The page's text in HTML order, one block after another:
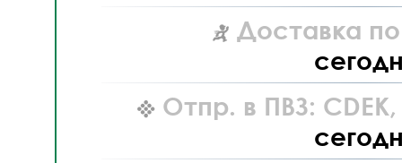
Доставка
Отпр. в ПВЗ: CDEK,